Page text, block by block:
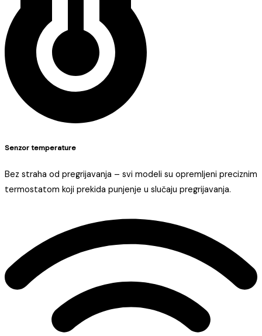
Senzor temperature
Bez straha od pregrijavanja – svi modeli su opremljeni preciznim
termostatom koji prekida punjenje u slučaju pregrijavanja.